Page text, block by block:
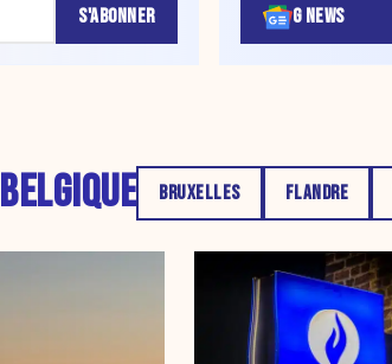
S'ABONNER G NEWS
BELGIQUE BRUXELLES FLANDRE